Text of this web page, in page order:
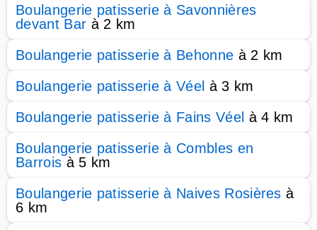
Boulangerie patisserie à Savonnières
devant Bar à 2 km
Boulangerie patisserie à Behonne à 2 km
Boulangerie patisserie à Véel à 3 km
Boulangerie patisserie à Fains Véel à 4 km
Boulangerie patisserie à Combles en
Barrois à 5 km
Boulangerie patisserie à Naives Rosières à
6 km